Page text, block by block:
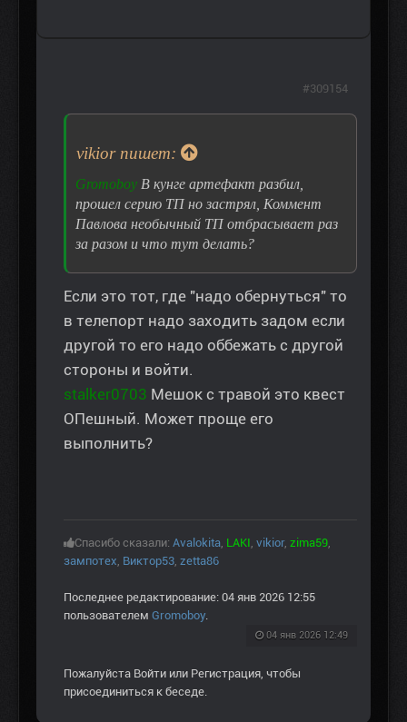
vikior пишет:
Gromoboy В кунге артефакт разбил,
прошел серию ТП но застрял, Коммент
Павлова необычный ТП отбрасывает раз
за разом и что тут делать?
Если это тот, где "надо обернуться" то
в телепорт надо заходить задом если
другой то его надо оббежать с другой
стороны и войти.
stalker0703 Мешок с травой это квест
ОПешный. Может проще его
выполнить?
Спасибо сказали: Avalokita, LAKI, vikior, zima59,
зампотех, Виктор53, zetta86
Последнее редактирование: 04 янв 2026 12:55
пользователем Gromoboy.
04 янв 2026 12:49
#309154
Пожалуйста Войти или Регистрация, чтобы
присоединиться к беседе.